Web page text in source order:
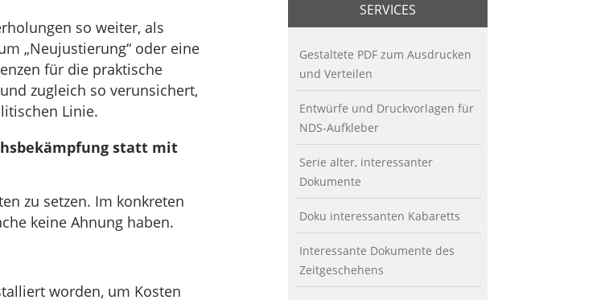
so weiter, als
„Neujustierung“ oder eine
für die praktische
zugleich so verunsichert,
Linie.
statt mit
zu setzen. Im konkreten
keine Ahnung haben.
worden, um Kosten
SERVICES
Gestaltete PDF zum Ausdrucken
und Verteilen
Entwürfe und Druckvorlagen für
NDS-Aufkleber
Serie alter, interessanter
Dokumente
Doku interessanten Kabaretts
Interessante Dokumente des
Zeitgeschehens